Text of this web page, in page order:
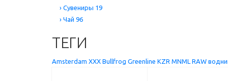
› Сувениры 19
› Чай 96
ТЕГИ
Amsterdam XXX Bullfrog Greenline KZR MNML RAW